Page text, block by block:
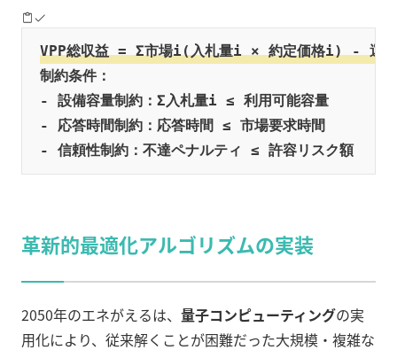
VPP総収益 = Σ市場i(入札量i × 約定価格i) - 運用
制約条件：
- 設備容量制約：Σ入札量i ≤ 利用可能容量
- 応答時間制約：応答時間 ≤ 市場要求時間
- 信頼性制約：不達ペナルティ ≤ 許容リスク額
革新的最適化アルゴリズムの実装
2050年のエネがえるは、 量子コンピューティングの実
用化により、従来解くことが困難だった大規模・複雑な